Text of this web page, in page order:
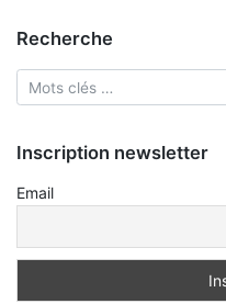
Recherche
Inscription newsletter
Email